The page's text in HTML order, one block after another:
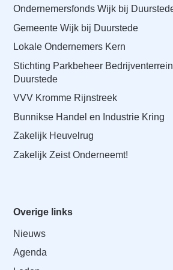
Ondernemersfonds Wijk bij
Gemeente Wijk bij Duurstede
Lokale Ondernemers Kern
Stichting Parkbeheer
Duurstede
VVV Kromme Rijnstreek
Bunnikse Handel en Industrie Kring
Zakelijk Heuvelrug
Zakelijk Zeist Onderneemt!
Overige links
Nieuws
Agenda